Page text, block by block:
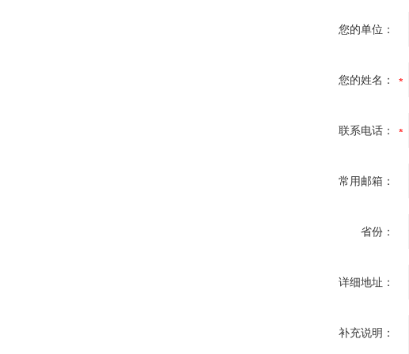
您的单位：
您的姓名：
联系电话：
常用邮箱：
省份：
详细地址：
补充说明：